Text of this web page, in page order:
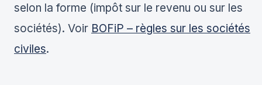
selon la forme (impôt sur le revenu ou sur les
sociétés). Voir BOFiP – règles sur les sociétés
civiles.